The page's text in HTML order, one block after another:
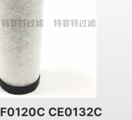
CE0132C